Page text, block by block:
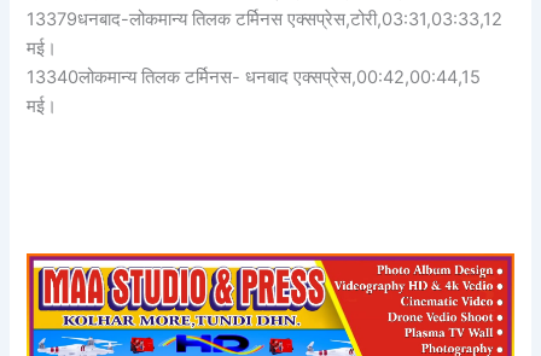
13379धनबाद-लोकमान्य तिलक टर्मिनस एक्सप्रेस,टोरी,03:31,03:33,12
मई।
13340लोकमान्य तिलक टर्मिनस- धनबाद एक्सप्रेस,00:42,00:44,15
मई।